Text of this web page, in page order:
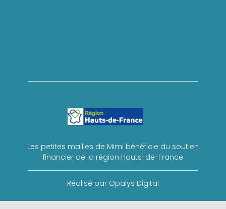
Les petites mailles de Mimi bénéficie du soutien
financier de la région Hauts-de-France
Réalisé par Opalys Digital